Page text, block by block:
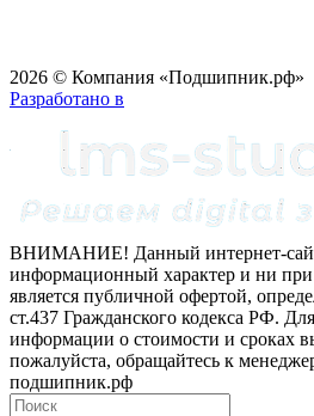
2026 © Компания «Подшипник.рф»
Разработано в
ВНИМАНИЕ! Данный интернет-сайт
информационный характер и ни при
является публичной офертой,
ст.437 Гражданского кодекса РФ.
информации о стоимости и сроках
пожалуйста, обращайтесь к
подшипник.рф